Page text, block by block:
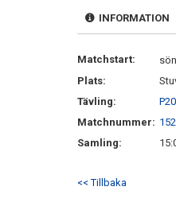
INFORMATION
Matchstart:
Plats:
Tävling:
Matchnummer:
Samling:
<< Tillbaka